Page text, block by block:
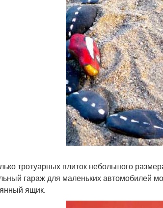
тротуарных плиток небольшого
гараж для маленьких автомобилей
ящик.